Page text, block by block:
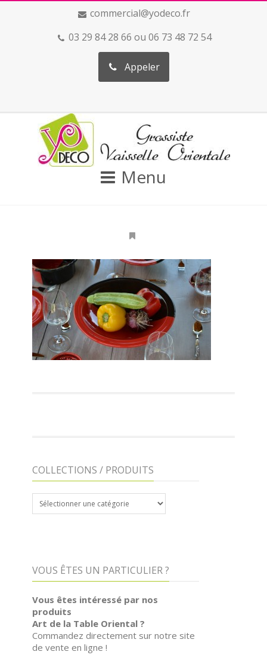
commercial@yodeco.fr
03 29 84 28 66 ou 06 73 48 72 54
Appeler
Menu
COLLECTIONS / PRODUITS
COLLECTIONS
VOUS ÊTES UN PARTICULIER ?
Vous êtes intéressé par nos
produits
Art de la Table Oriental ?
Commandez directement sur notre site
de vente en ligne !